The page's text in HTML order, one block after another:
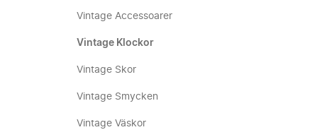
Vintage Accessoarer
Vintage Klockor
Vintage Skor
Vintage Smycken
Vintage Väskor